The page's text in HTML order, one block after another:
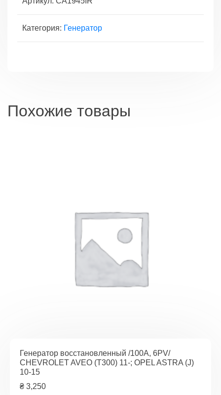
Категория: Генератор
Похожие товары
Генератор восстановленный /100A, 6PV/
CHEVROLET AVEO (T300) 11-; OPEL ASTRA (J)
10-15
₴ 3,250